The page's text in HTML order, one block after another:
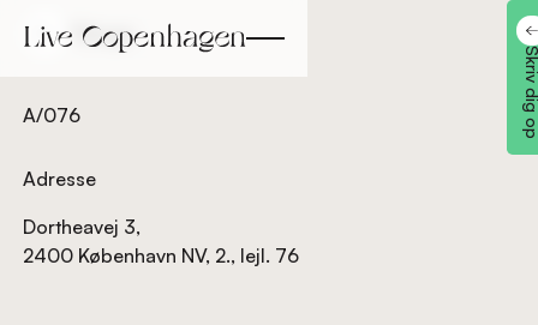
Tilbage
A/076
Adresse
Dortheavej 3,
2400 København NV, 2., lejl. 76